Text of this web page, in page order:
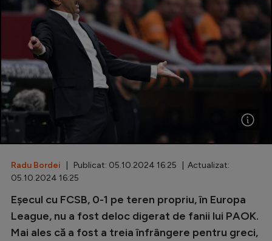
Liga 2
Cupa României
Echipa Națională
Fotbal feminin
Diverse
Inedit
Radu Bordei | Publicat: 05.10.2024 16:25 | Actualizat:
05.10.2024 16:25
Eșecul cu FCSB, 0-1 pe teren propriu, în Europa
League, nu a fost deloc digerat de fanii lui PAOK.
Mai ales că a fost a treia înfrângere pentru greci,